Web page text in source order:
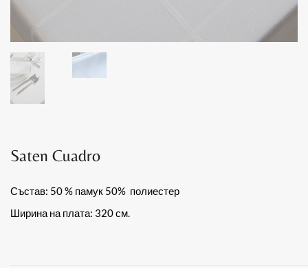
Saten Cuadro
Състав: 50 % памук 50% полиестер
Ширина на плата: 320 см.